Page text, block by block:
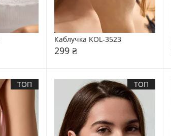
Каблучка KOL-3523
299 ₴
ТОП ТОП